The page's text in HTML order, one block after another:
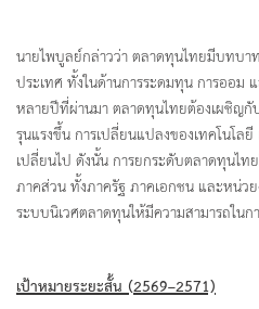
นายไพบูลย์กล่าวว่า ตลาดทุนไทยมีบทบ
ประเทศ ทั้งในด้านการระดมทุน การออม
หลายปีที่ผ่านมา ตลาดทุนไทยต้องเผชิญกั
รุนแรงขึ้น การเปลี่ยนแปลงของเทคโนโ
เปลี่ยนไป ดังนั้น การยกระดับตลาดทุนไท
ภาคส่วน ทั้งภาครัฐ ภาคเอกชน และหน่
ระบบนิเวศตลาดทุนให้มีความสามารถใน
เป้าหมายระยะสั้น (2569–2571)